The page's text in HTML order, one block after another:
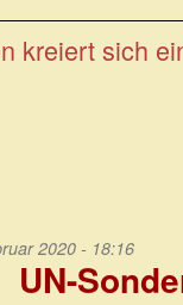
kreiert sich
2020 - 18:16
UN-